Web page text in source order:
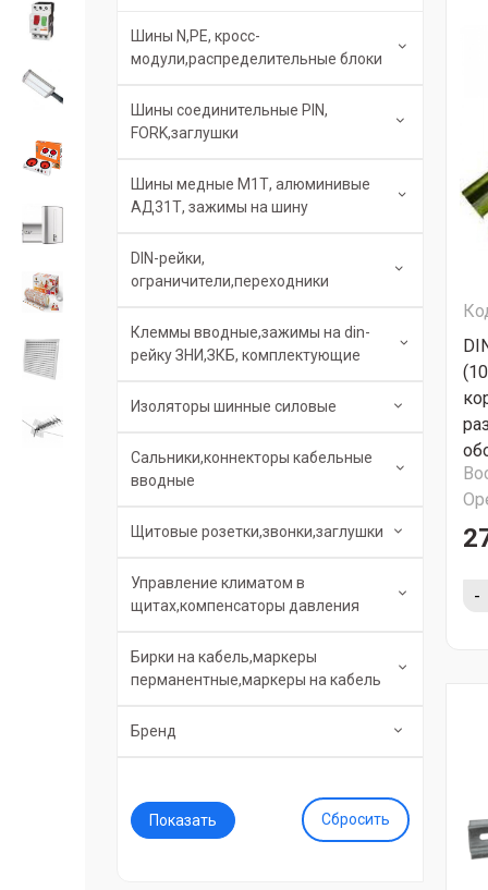
Шины N,PE, кросс-
модули,распределительные блоки
Шины соединительные PIN,
FORK,заглушки
Шины медные М1Т, алюминивые
АД31Т, зажимы на шину
DIN-рейки,
ограничители,переходники
Клеммы вводные,зажимы на din-
рейку ЗНИ,ЗКБ, комплектующие
Изоляторы шинные силовые
Сальники,коннекторы кабельные
вводные
Щитовые розетки,звонки,заглушки
Управление климатом в
щитах,компенсаторы давления
Бирки на кабель,маркеры
перманентные,маркеры на кабель
Бренд
Сбросить
-